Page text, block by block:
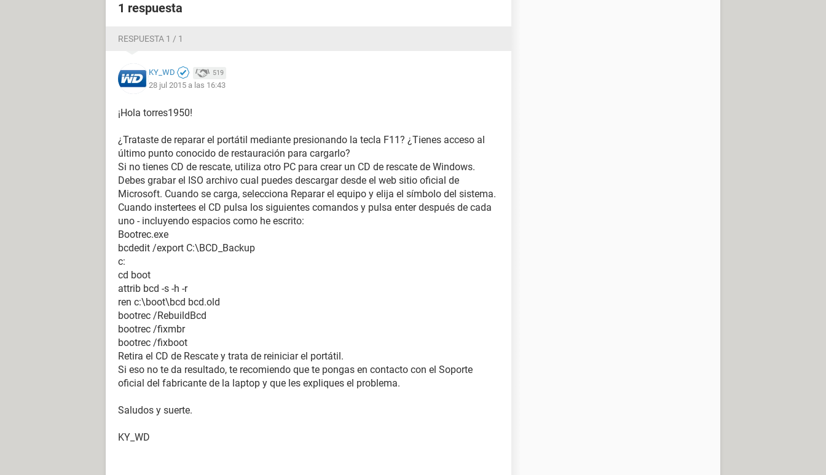
1 respuesta
RESPUESTA 1 / 1
KY_WD 519
28 jul 2015 a las 16:43
¡Hola torres1950!
¿Trataste de reparar el portátil mediante presionando la tecla F11? ¿Tienes acceso al
último punto conocido de restauración para cargarlo?
Si no tienes CD de rescate, utiliza otro PC para crear un CD de rescate de Windows.
Debes grabar el ISO archivo cual puedes descargar desde el web sitio oficial de
Microsoft. Cuando se carga, selecciona Reparar el equipo y elija el símbolo del sistema.
Cuando instertees el CD pulsa los siguientes comandos y pulsa enter después de cada
uno - incluyendo espacios como he escrito:
Bootrec.exe
bcdedit /export C:\BCD_Backup
c:
cd boot
attrib bcd -s -h -r
ren c:\boot\bcd bcd.old
bootrec /RebuildBcd
bootrec /fixmbr
bootrec /fixboot
Retira el CD de Rescate y trata de reiniciar el portátil.
Si eso no te da resultado, te recomiendo que te pongas en contacto con el Soporte
oficial del fabricante de la laptop y que les expliques el problema.
Saludos y suerte.
KY_WD